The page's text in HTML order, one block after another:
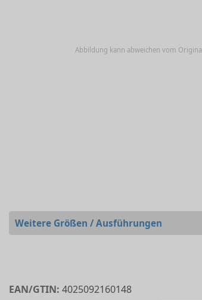
Abbildung kann abweichen vom Original
Weitere Größen / Ausführungen
EAN/GTIN: 4025092160148